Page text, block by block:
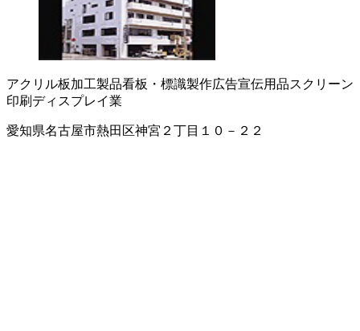
アクリル板加工製品看板・標識製作広告宣伝用品スクリーン
印刷 ディスプレイ業
愛知県名古屋市熱田区神宮２丁目１０－２２